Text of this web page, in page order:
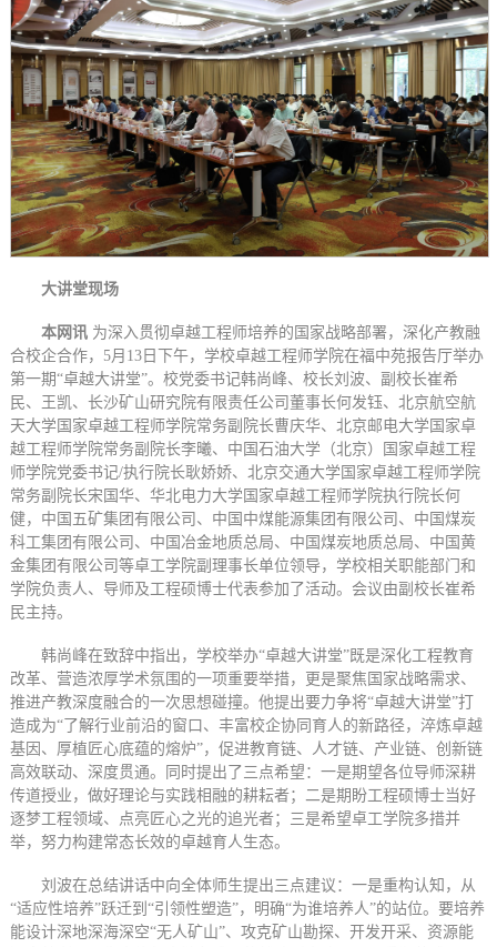
大讲堂现场
本网讯 为深入贯彻卓越工程师培养的国家战略部署，深化产教融
合校企合作，5月13日下午，学校卓越工程师学院在福中苑报告厅举办
第一期“卓越大讲堂”。校党委书记韩尚峰、校长刘波、副校长崔希
民、王凯、长沙矿山研究院有限责任公司董事长何发钰、北京航空航
天大学国家卓越工程师学院常务副院长曹庆华、北京邮电大学国家卓
越工程师学院常务副院长李曦、中国石油大学（北京）国家卓越工程
师学院党委书记/执行院长耿娇娇、北京交通大学国家卓越工程师学院
常务副院长宋国华、华北电力大学国家卓越工程师学院执行院长何
健，中国五矿集团有限公司、中国中煤能源集团有限公司、中国煤炭
科工集团有限公司、中国冶金地质总局、中国煤炭地质总局、中国黄
金集团有限公司等卓工学院副理事长单位领导，学校相关职能部门和
学院负责人、导师及工程硕博士代表参加了活动。会议由副校长崔希
民主持。
韩尚峰在致辞中指出，学校举办“卓越大讲堂”既是深化工程教育
改革、营造浓厚学术氛围的一项重要举措，更是聚焦国家战略需求、
推进产教深度融合的一次思想碰撞。他提出要力争将“卓越大讲堂”打
造成为“了解行业前沿的窗口、丰富校企协同育人的新路径，淬炼卓越
基因、厚植匠心底蕴的熔炉”，促进教育链、人才链、产业链、创新链
高效联动、深度贯通。同时提出了三点希望：一是期望各位导师深耕
传道授业，做好理论与实践相融的耕耘者；二是期盼工程硕博士当好
逐梦工程领域、点亮匠心之光的追光者；三是希望卓工学院多措并
举，努力构建常态长效的卓越育人生态。
刘波在总结讲话中向全体师生提出三点建议：一是重构认知，从
“适应性培养”跃迁到“引领性塑造”，明确“为谁培养人”的站位。要培养
能设计深地深海深空“无人矿山”、攻克矿山勘探、开发开采、资源能